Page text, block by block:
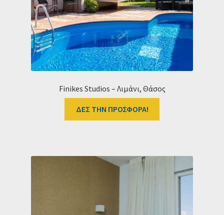
Finikes Studios – Λιμάνι, Θάσος
ΔΕΣ ΤΗΝ ΠΡΟΣΦΟΡΑ!